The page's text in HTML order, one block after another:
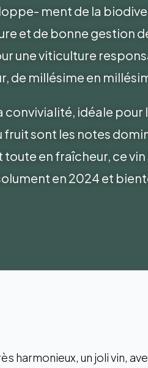
ment de la
et de bonne gestion
une viticulture
de millésime en
idéale pour
sont les notes
en fraîcheur, ce
en 2024 et
harmonieux, un joli vin,